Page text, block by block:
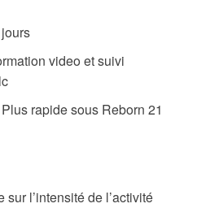
video et suivi
rapide sous Reborn 21
l’intensité de l’activité